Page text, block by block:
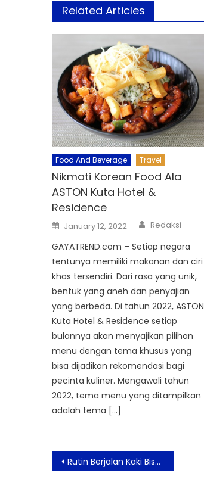
Related Articles
Food And Beverage Travel
Nikmati Korean Food Ala
ASTON Kuta Hotel &
Residence
Posted
on
January 12, 2022 Author
Redaksi
GAYATREND.com – Setiap negara
tentunya memiliki makanan dan ciri
khas tersendiri. Dari rasa yang unik,
bentuk yang aneh dan penyajian
yang berbeda. Di tahun 2022, ASTON
Kuta Hotel & Residence setiap
bulannya akan menyajikan pilihan
menu dengan tema khusus yang
bisa dijadikan rekomendasi bagi
pecinta kuliner. Mengawali tahun
2022, tema menu yang ditampilkan
adalah tema […]
Post
navigation
Rutin Berjalan Kaki Bisa Turunkan Berat Badan